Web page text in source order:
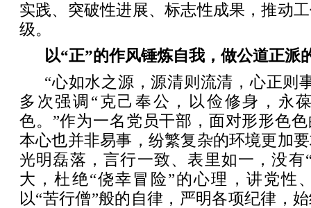
实践、突破性进展、标志性成果，推动
级。
以“正”的作风锤炼自我，做公道正派
“心如水之源，源清则流清，心正则
多次强调“克己奉公，以俭修身，永
色。”作为一名党员干部，面对形形色
本心也并非易事，纷繁复杂的环境更加
光明磊落，言行一致、表里如一，没有
大，杜绝“侥幸冒险”的心理，讲党性
以“苦行僧”般的自律，严明各项纪律，